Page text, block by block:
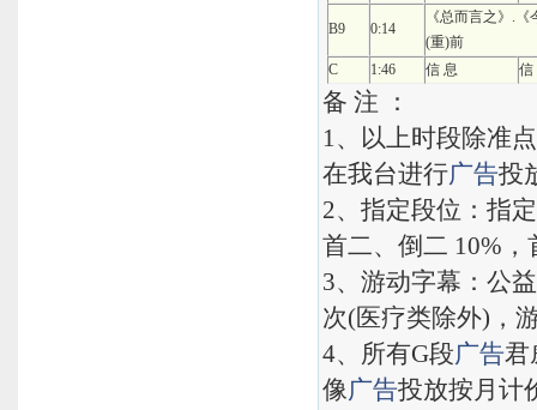
B9 0:14
《总而言之》.
(重)前
C
1:46 信 息 信
备 注 ：
1、以上时段除准
在我台进行广告投
2、指定段位：指
首二、倒二 10%，
3、游动字幕：公
次(医疗类除外)，
4、所有G段广告君
像广告投放按月计